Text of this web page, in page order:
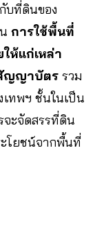
บที่ดินของ
การใช้พื้นที่
ห้แก่เหล่า
ญญาบัตร รวม
ทพฯ ชั้นในเป็น
ะจัดสรรที่ดิน
โยชน์จากพื้นที่